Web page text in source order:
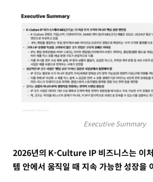
Executive Summary
2026년의 K-Culture IP 비즈니스는 이
템 안에서 움직일 때 지속 가능한 성장을